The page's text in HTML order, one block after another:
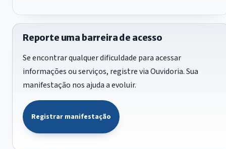
Reporte uma barreira de acesso
Se encontrar qualquer dificuldade para acessar
informações ou serviços, registre via Ouvidoria. Sua
manifestação nos ajuda a evoluir.
Registrar manifestação